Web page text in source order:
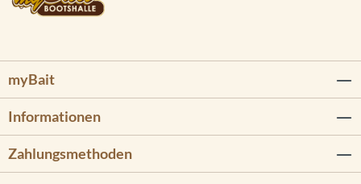
myBait
Informationen
Zahlungsmethoden